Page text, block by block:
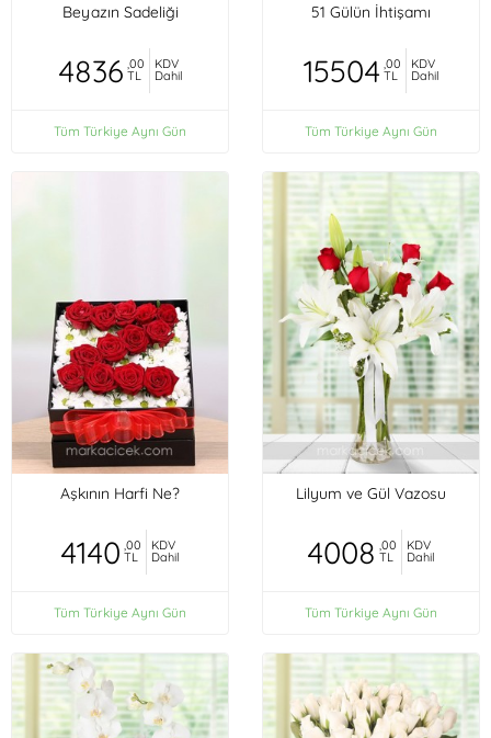
Beyazın Sadeliği
4836 ,00
TL
KDV
Dahil
Tüm Türkiye Aynı Gün
51 Gülün İhtişamı
15504 ,00
TL
KDV
Dahil
Tüm Türkiye Aynı Gün
Aşkının Harfi Ne?
4140 ,00
TL
KDV
Dahil
Tüm Türkiye Aynı Gün
Lilyum ve Gül Vazosu
4008 ,00
TL
KDV
Dahil
Tüm Türkiye Aynı Gün